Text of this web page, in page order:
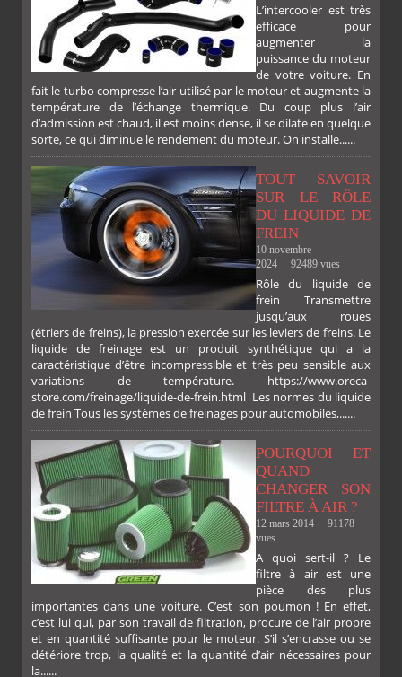
L’intercooler est très
efficace pour
augmenter la
puissance du moteur
de votre voiture. En
fait le turbo compresse l’air utilisé par le moteur et augmente la
température de l’échange thermique. Du coup plus l’air
d’admission est chaud, il est moins dense, il se dilate en quelque
sorte, ce qui diminue le rendement du moteur. On installe......
TOUT SAVOIR
SUR LE RÔLE
DU LIQUIDE DE
FREIN
10 novembre
2024
92489 vues
Rôle du liquide de
frein Transmettre
jusqu’aux roues
(étriers de freins), la pression exercée sur les leviers de freins. Le
liquide de freinage est un produit synthétique qui a la
caractéristique d’être incompressible et très peu sensible aux
variations de température. https://www.oreca-
store.com/freinage/liquide-de-frein.html Les normes du liquide
de frein Tous les systèmes de freinages pour automobiles,......
POURQUOI ET
QUAND
CHANGER SON
FILTRE À AIR ?
12 mars 2014
91178
vues
A quoi sert-il ? Le
filtre à air est une
pièce des plus
importantes dans une voiture. C’est son poumon ! En effet,
c’est lui qui, par son travail de filtration, procure de l’air propre
et en quantité suffisante pour le moteur. S’il s’encrasse ou se
détériore trop, la qualité et la quantité d’air nécessaires pour
la......